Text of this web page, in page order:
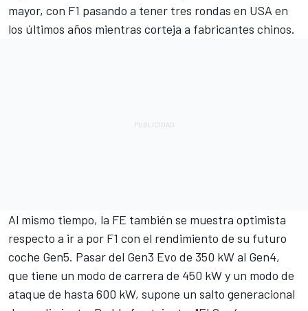
mayor, con F1 pasando a tener tres rondas en USA en
los últimos años mientras corteja a fabricantes chinos.
Al mismo tiempo, la FE también se muestra optimista
respecto a ir a por F1 con el rendimiento de su futuro
coche Gen5. Pasar del Gen3 Evo de 350 kW al Gen4,
que tiene un modo de carrera de 450 kW y un modo de
ataque de hasta 600 kW, supone un salto generacional